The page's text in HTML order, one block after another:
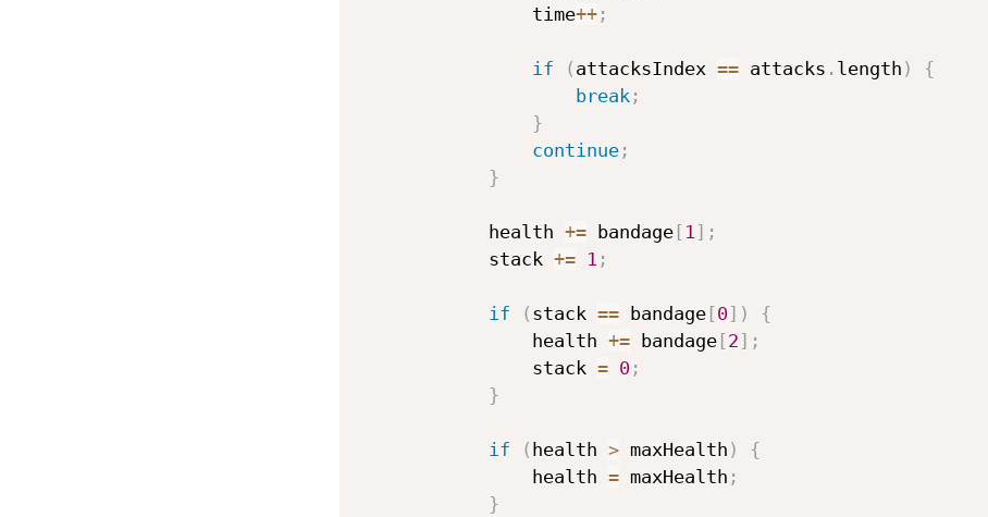
                time
++ ;
if ( attacksIndex == attacks . length )
{
break ;
}
continue ;
}
            health
+= bandage [ 1 ] ;
            stack
+= 1 ;
if ( stack == bandage [0] )
{
                health
+= bandage [2 ] ;
                stack
= 0 ;
}
if ( health > maxHealth )
{
                health
= maxHealth ;
}